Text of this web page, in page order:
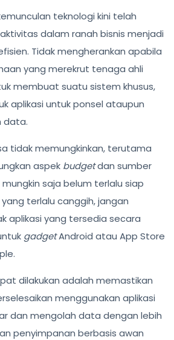
teknologi kini telah
dalam ranah bisnis menjadi
Tidak mengherankan apabila
yang merekrut tenaga ahli
membuat suatu sistem khusus,
aplikasi untuk ponsel ataupun
data.
tidak memungkinkan, terutama
aspek budgetdan sumber
saja belum terlalu siap
terlalu canggih, jangan
aplikasi yang tersedia secara
gadgetAndroid atau App Store
dilakukan adalah memastikan
menggunakan aplikasi
dan mengolah data dengan lebih
penyimpanan berbasis awan